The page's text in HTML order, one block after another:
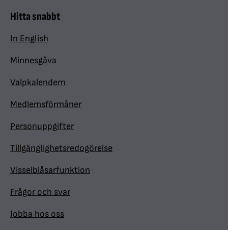
Hitta snabbt
In English
Minnesgåva
Valpkalendern
Medlemsförmåner
Personuppgifter
Tillgänglighetsredogörelse
Visselblåsarfunktion
Frågor och svar
Jobba hos oss